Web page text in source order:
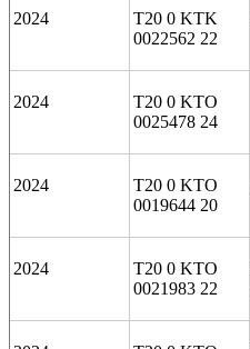
2024
T20 0 KTK
0022562 22
2024
T20 0 KTO
0025478 24
2024
T20 0 KTO
0019644 20
2024
T20 0 KTO
0021983 22